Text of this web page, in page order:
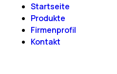
Startseite
Produkte
Firmenprofil
Kontakt